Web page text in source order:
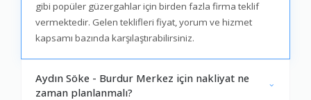
gibi popüler güzergahlar için birden fazla firma teklif
vermektedir. Gelen teklifleri fiyat, yorum ve hizmet
kapsamı bazında karşılaştırabilirsiniz.
Aydın Söke - Burdur Merkez için nakliyat ne
zaman planlanmalı?